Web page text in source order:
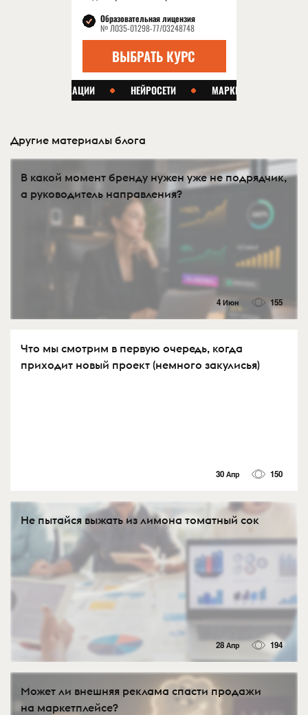
Другие материалы блога
В какой момент бренду нужен уже не подрядчик,
а руководитель направления?
4 Июн 155
Что мы смотрим в первую очередь, когда
приходит новый проект (немного закулисья)
30 Апр 150
Не пытайся выжать из лимона томатный сок
28 Апр 194
Может ли внешняя реклама спасти продажи
на маркетплейсе?